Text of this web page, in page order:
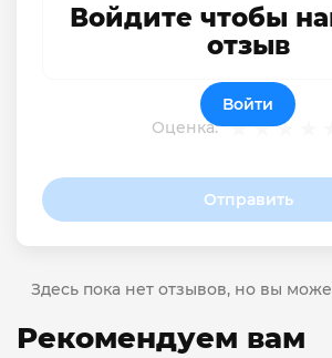
Оценка:
Отправить
Войдите чтобы
отзыв
Войти
Здесь пока нет отзывов, но вы
Рекомендуем вам